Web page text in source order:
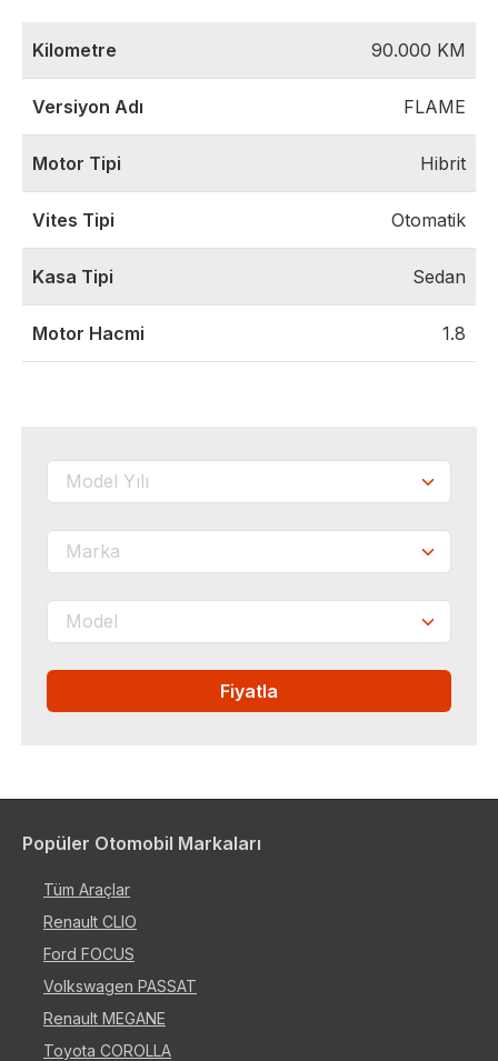
Kilometre 90.000 KM
Versiyon Adı FLAME
Motor Tipi Hibrit
Vites Tipi Otomatik
Kasa Tipi Sedan
Motor Hacmi 1.8
Fiyatla
Popüler Otomobil Markaları
Tüm Araçlar
Renault CLIO
Ford FOCUS
Volkswagen PASSAT
Renault MEGANE
Toyota COROLLA